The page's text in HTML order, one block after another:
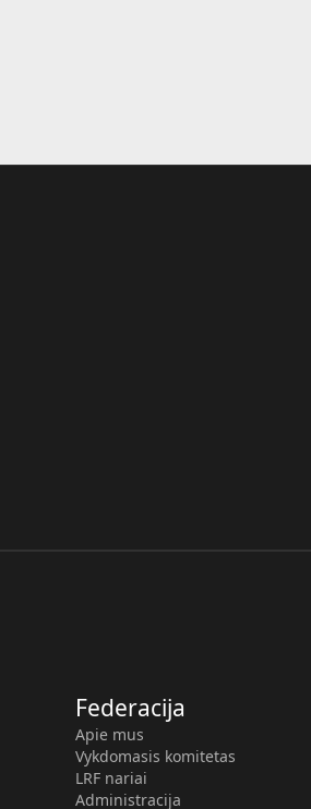
Federacija
Apie mus
Vykdomasis komitetas
LRF nariai
Administracija